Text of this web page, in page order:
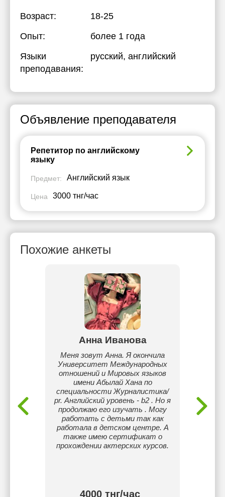
Возраст:
18-25
Опыт:
более 1 года
Языки
преподавания:
русский, английский
Объявление преподавателя
Репетитор по английскому
языку
Предмет: Английский язык
Цена 3000 тнг/час
Похожие анкеты
Анна Иванова
Меня зовут Анна. Я окончила
Университет Международных
отношений и Мировых языков
имени Абылай Хана по
специальности Журналистика/
pr. Английский уровень - b2 . Но я
продолжаю его изучать . Могу
работать с детьми так как
работала в детском центре. А
также имею сертификат о
прохождении актерских курсов.
4000 тнг/час